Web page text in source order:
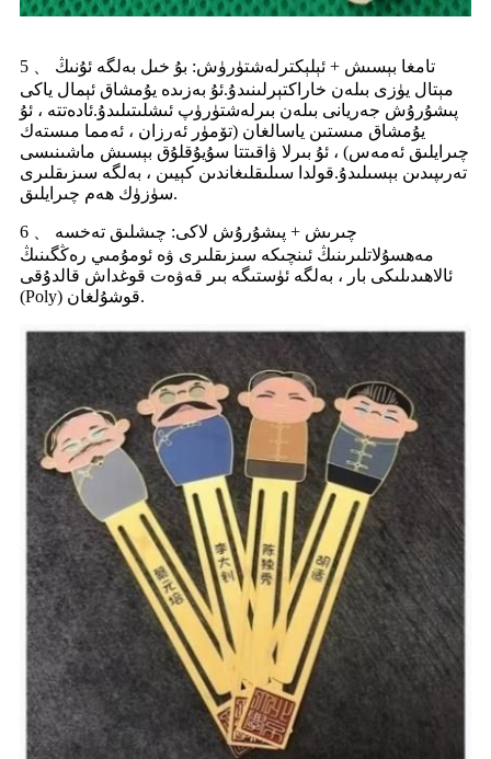
5 、 تامغا بېسىش + ئېلېكترلەشتۈرۈش: بۇ خىل بەلگە ئۇنىڭ
مېتال يۈزى بىلەن خاراكتېرلىنىدۇ.ئۇ بەزىدە يۇمشاق ئېمال ياكى
پىشۇرۇش جەريانى بىلەن بىرلەشتۈرۈپ ئىشلىتىلىدۇ.ئادەتتە ، ئۇ
يۇمشاق مىستىن ياسالغان (تۆمۈر ئەرزان ، ئەمما مىستەك
چىرايلىق ئەمەس) ، ئۇ بىرلا ۋاقىتتا سۇيۇقلۇق بېسىش ماشىنىسى
تەرىپىدىن بېسىلىدۇ.قولدا سىلىقلىغاندىن كېيىن ، بەلگە سىزىقلىرى
سۈزۈك ھەم چىرايلىق.
6 、 چىرىش + پىشۇرۇش لاكى: چىشلىق تەخسە
مەھسۇلاتلىرىنىڭ ئىنچىكە سىزىقلىرى ۋە ئومۇمىي رەڭگىنىڭ
ئالاھىدىلىكى بار ، بەلگە ئۈستىگە بىر قەۋەت قوغداش قالدۇقى
(Poly) قوشۇلغان.